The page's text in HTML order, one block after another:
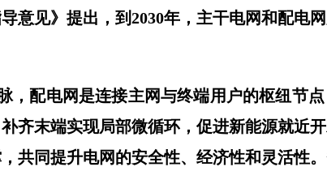
意见》提出，到2030年，主干电网和配电
，配电网是连接主网与终端用户的枢纽节
齐末端实现局部微循环，促进新能源就近
共同提升电网的安全性、经济性和灵活性。